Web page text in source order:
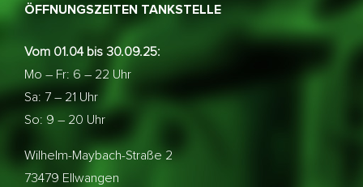
ÖFFNUNGSZEITEN TANKSTELLE
Vom 01.04 bis 30.09.25:
Mo – Fr: 6 – 22 Uhr
Sa: 7 – 21 Uhr
So: 9 – 20 Uhr
Wilhelm-Maybach-Straße 2
73479 Ellwangen